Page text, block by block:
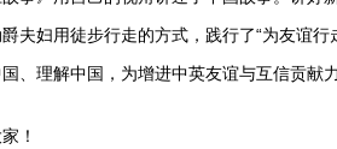
夫妇用徒步行走的方式，践行了“为友谊
、理解中国，为增进中英友谊与互信贡献
！